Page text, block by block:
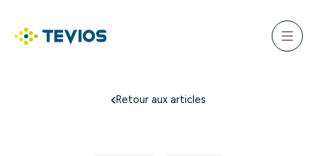
contenu
Menu
Retour aux articles